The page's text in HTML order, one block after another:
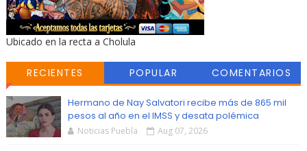
Ubicado en la recta a Cholula
RECIENTES POPULAR COMENTARIOS
Hermano de Nay Salvatori recibe más de 865 mil
pesos al año en el IMSS y desata polémica
Noticias Puebla Aug 07, 2026